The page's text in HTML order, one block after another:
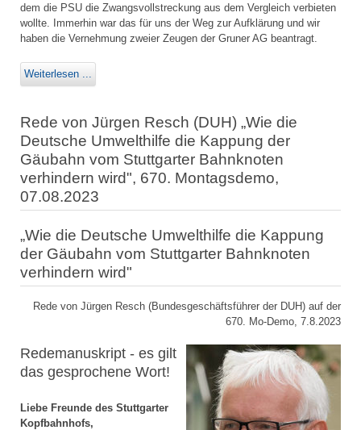
dem die PSU die Zwangsvollstreckung aus dem Vergleich verbieten
wollte. Immerhin war das für uns der Weg zur Aufklärung und wir
haben die Vernehmung zweier Zeugen der Gruner AG beantragt.
Weiterlesen ...
Rede von Jürgen Resch (DUH) „Wie die
Deutsche Umwelthilfe die Kappung der
Gäubahn vom Stuttgarter Bahnknoten
verhindern wird", 670. Montagsdemo,
07.08.2023
„Wie die Deutsche Umwelthilfe die Kappung
der Gäubahn vom Stuttgarter Bahnknoten
verhindern wird"
Rede von Jürgen Resch (Bundesgeschäftsführer der DUH) auf der
670. Mo-Demo, 7.8.2023
Redemanuskript - es gilt
das gesprochene Wort!
Liebe Freunde des Stuttgarter
Kopfbahnhofs,